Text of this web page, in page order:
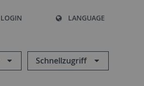
LOGIN LANGUAGE
Schnellzugriff